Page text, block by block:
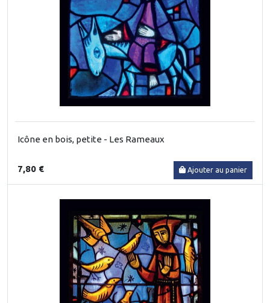
Icône en bois, petite - Les Rameaux
7,80 € Ajouter au panier